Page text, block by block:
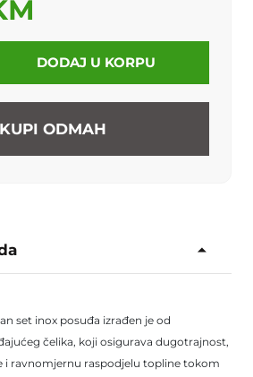
DODAJ U KORPU
KUPI ODMAH
set inox posuđa izrađen je od
čelika, koji osigurava dugotrajnost,
i ravnomjernu raspodjelu topline tokom